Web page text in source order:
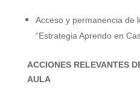
Acceso y permanencia de
“Estrategia Aprendo en
ACCIONES RELEVANTES
AULA